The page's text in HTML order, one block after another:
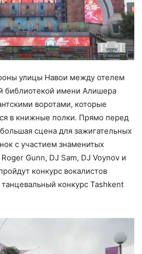
улицы Навои между отелем
библиотекой имени Алишера
воротами, которые
в книжные полки. Прямо перед
сцена для зажигательных
с участием знаменитых
Gunn, DJ Sam, DJ Voynov и
конкурс вокалистов
конкурс Tashkent